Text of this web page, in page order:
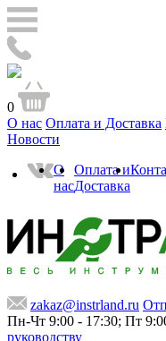
0
О нас Оплата и Доставка
Новости
О
нас
Оплата и
Доставка
zakaz@instrland.ru
Пн-Чт 9:00 - 17:30; Пт
руководству